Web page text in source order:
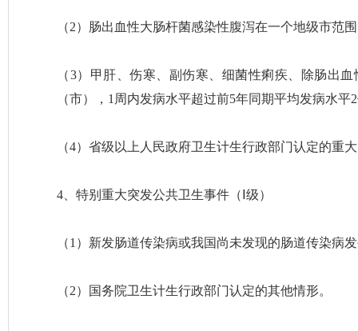
（2）肠出血性大肠杆菌感染性腹泻在一个地级市范
（3）甲肝、伤寒、副伤寒、细菌性痢疾、除肠出
（市），1周内发病水平超过前5年同期平均发病水平
（4）省级以上人民政府卫生计生行政部门认定的重
4、特别重大突发公共卫生事件（Ⅰ级）
（1）新发肠道传染病或我国尚未发现的肠道传染病
（2）国务院卫生计生行政部门认定的其他情形。